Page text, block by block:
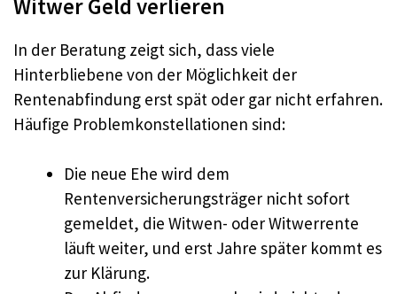
Witwer Geld verlieren
In der Beratung zeigt sich, dass viele
Hinterbliebene von der Möglichkeit der
Rentenabfindung erst spät oder gar nicht erfahren.
Häufige Problemkonstellationen sind:
Die neue Ehe wird dem
Rentenversicherungsträger nicht sofort
gemeldet, die Witwen- oder Witwerrente
läuft weiter, und erst Jahre später kommt es
zur Klärung.